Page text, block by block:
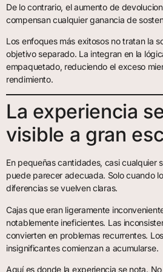
De lo contrario, el aumento de
compensan cualquier ganancia de
Los enfoques más exitosos no tratan la
objetivo separado. La integran en la
empaquetado, reduciendo el exceso
rendimiento.
La experiencia
visible a gran
En pequeñas cantidades, casi cualquier
puede parecer adecuada. Solo cuando
diferencias se vuelven claras.
Cajas que eran ligeramente
notablemente ineficientes. Las
convierten en problemas recurrentes.
insignificantes comienzan a acumularse.
Aquí es donde la experiencia se nota.